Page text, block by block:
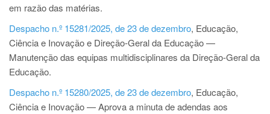
em razão das matérias.
Despacho n.º 15281/2025, de 23 de dezembro, Educação,
Ciência e Inovação e Direção-Geral da Educação —
Manutenção das equipas multidisciplinares da Direção-Geral da
Educação.
Despacho n.º 15280/2025, de 23 de dezembro, Educação,
Ciência e Inovação — Aprova a minuta de adendas aos